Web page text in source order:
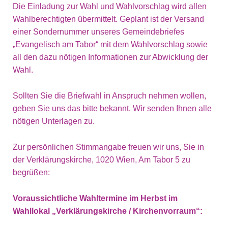
Die Einladung zur Wahl und Wahlvorschlag wird allen
Wahlberechtigten übermittelt. Geplant ist der Versand
einer Sondernummer unseres Gemeindebriefes
„Evangelisch am Tabor“ mit dem Wahlvorschlag sowie
all den dazu nötigen Informationen zur Abwicklung der
Wahl.
Sollten Sie die Briefwahl in Anspruch nehmen wollen,
geben Sie uns das bitte bekannt. Wir senden Ihnen alle
nötigen Unterlagen zu.
Zur persönlichen Stimmangabe freuen wir uns, Sie in
der Verklärungskirche, 1020 Wien, Am Tabor 5 zu
begrüßen:
Voraussichtliche Wahltermine im Herbst im
Wahllokal „Verklärungskirche / Kirchenvorraum“: